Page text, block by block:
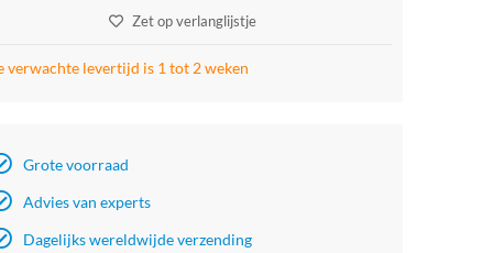
Zet op verlanglijstje
verwachte levertijd is 1 tot 2 weken
Grote voorraad
Advies van experts
Dagelijks wereldwijde verzending